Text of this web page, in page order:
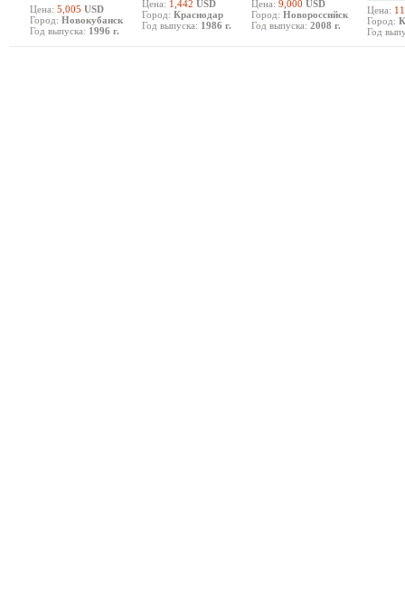
Цена: 5,005 USD
Город: Новокубанск
Год выпуска: 1996 г.
Цена: 1,442 USD
Город: Краснодар
Год выпуска: 1986 г.
Цена: 9,000 USD
Город: Новороссийск
Год выпуска: 2008 г.
Цена:
Город:
Год